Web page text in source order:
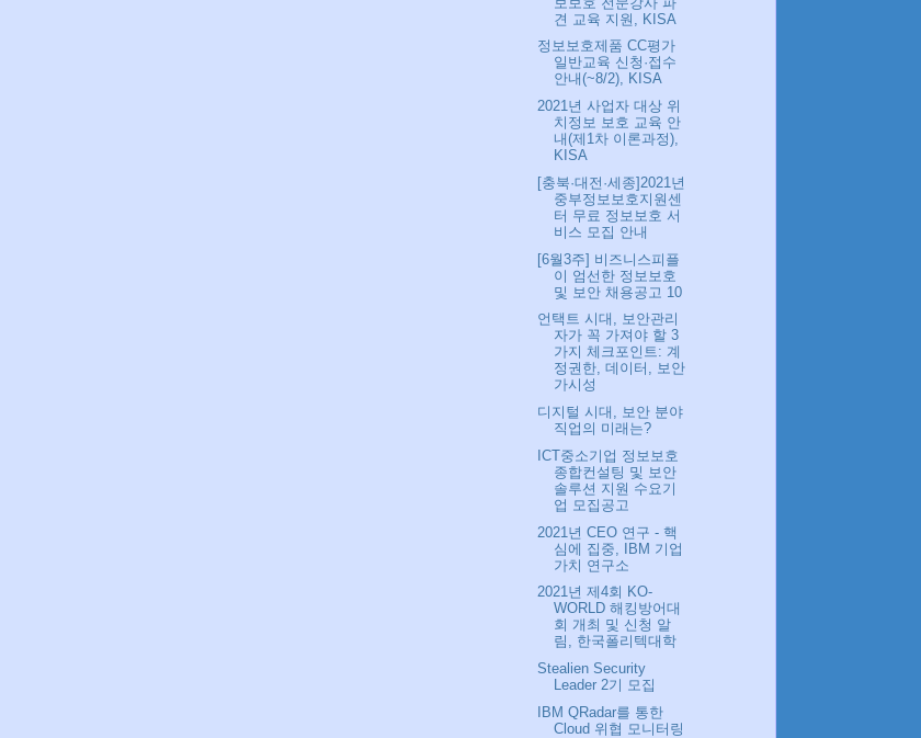
견 교육 지원, KISA
정보보호제품 CC평가
일반교육 신청·접수
안내(~8/2), KISA
2021년 사업자 대상 위
치정보 보호 교육 안
내(제1차 이론과정),
KISA
[충북·대전·세종]2021년
중부정보보호지원센
터 무료 정보보호 서
비스 모집 안내
[6월3주] 비즈니스피플
이 엄선한 정보보호
및 보안 채용공고 10
언택트 시대, 보안관리
자가 꼭 가져야 할 3
가지 체크포인트: 계
정권한, 데이터, 보안
가시성
디지털 시대, 보안 분야
직업의 미래는?
ICT중소기업 정보보호
종합컨설팅 및 보안
솔루션 지원 수요기
업 모집공고
2021년 CEO 연구 - 핵
심에 집중, IBM 기업
가치 연구소
2021년 제4회 KO-
WORLD 해킹방어대
회 개최 및 신청 알
림, 한국폴리텍대학
Stealien Security
Leader 2기 모집
IBM QRadar를 통한
Cloud 위협 모니터링